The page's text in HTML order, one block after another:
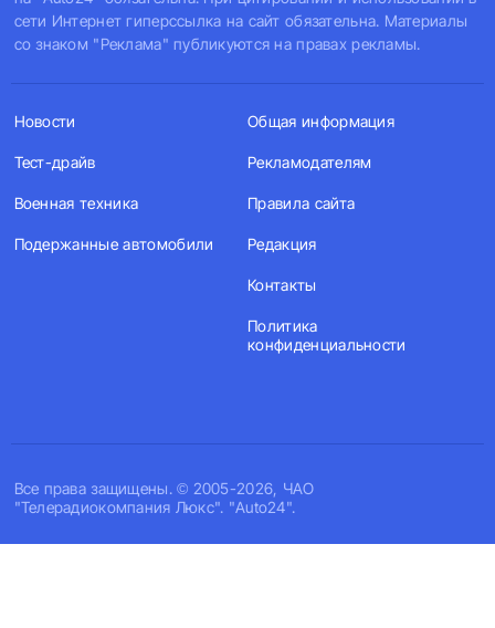
сети Интернет гиперссылка на сайт обязательна. Материалы
со знаком "Реклама" публикуются на правах рекламы.
Все права защищены. © 2005-2026, ЧАО
"Телерадиокомпания Люкс". "Auto24".
Новости
Тест-драйв
Военная техника
Подержанные автомобили
Общая информация
Рекламодателям
Правила сайта
Редакция
Контакты
Политика
конфиденциальности